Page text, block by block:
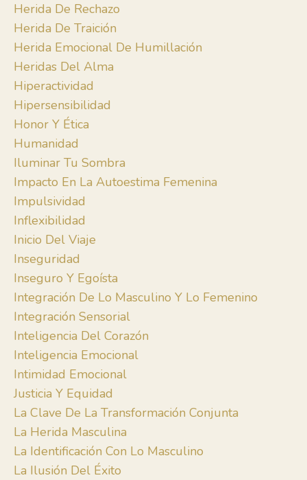
Herida De Rechazo
Herida De Traición
Herida Emocional De Humillación
Heridas Del Alma
Hiperactividad
Hipersensibilidad
Honor Y Ética
Humanidad
Iluminar Tu Sombra
Impacto En La Autoestima Femenina
Impulsividad
Inflexibilidad
Inicio Del Viaje
Inseguridad
Inseguro Y Egoísta
Integración De Lo Masculino Y Lo Femenino
Integración Sensorial
Inteligencia Del Corazón
Inteligencia Emocional
Intimidad Emocional
Justicia Y Equidad
La Clave De La Transformación Conjunta
La Herida Masculina
La Identificación Con Lo Masculino
La Ilusión Del Éxito